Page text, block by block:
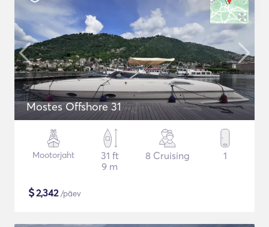
Mostes Offshore 31
Mootorjaht
31 ft
9 m
8 Cruising 1
$2,342/päev